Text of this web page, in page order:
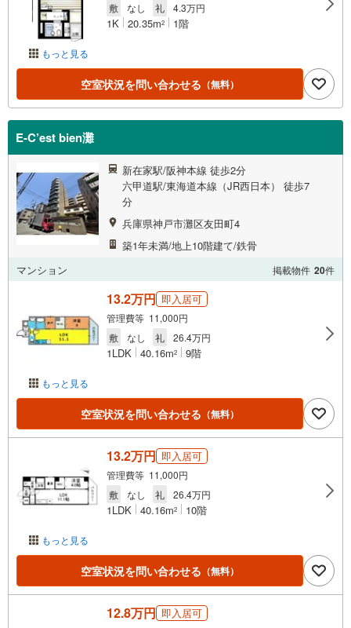
もっと見る
敷
なし 礼 4.3万円
1K 20.35m2 1階
空室状況を問い合わせる （無料）
E-C’est bien灘
新在家駅/阪神本線 徒歩2分
六甲道駅/東海道本線（JR西日本） 徒歩7
分
兵庫県神戸市灘区友田町4
築1年未満/地上10階建て/鉄骨
マンション
掲載物件 20件
もっと見る
13.2万円 即入居可
管理費等 11,000円
敷
なし 礼 26.4万円
1LDK 40.16m2 9階
空室状況を問い合わせる （無料）
もっと見る
13.2万円 即入居可
管理費等 11,000円
敷
なし 礼 26.4万円
1LDK 40.16m2 10階
空室状況を問い合わせる （無料）
12.8万円 即入居可